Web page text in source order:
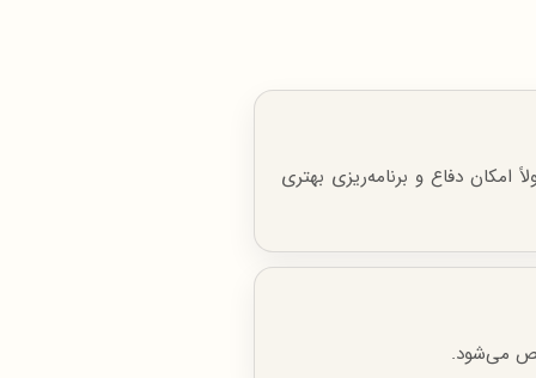
امکان دفاع و برنامه‌ریزی بهتری
می‌شود.